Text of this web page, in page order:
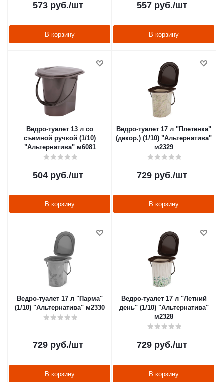
573 руб./шт
В корзину
557 руб./шт
В корзину
Ведро-туалет 13 л со
съемной ручкой (1/10)
"Альтернатива" м6081
504 руб./шт
В корзину
Ведро-туалет 17 л "Плетенка"
(декор.) (1/10) "Альтернатива"
м2329
729 руб./шт
В корзину
Ведро-туалет 17 л "Парма"
(1/10) "Альтернатива" м2330
729 руб./шт
В корзину
Ведро-туалет 17 л "Летний
день" (1/10) "Альтернатива"
м2328
729 руб./шт
В корзину